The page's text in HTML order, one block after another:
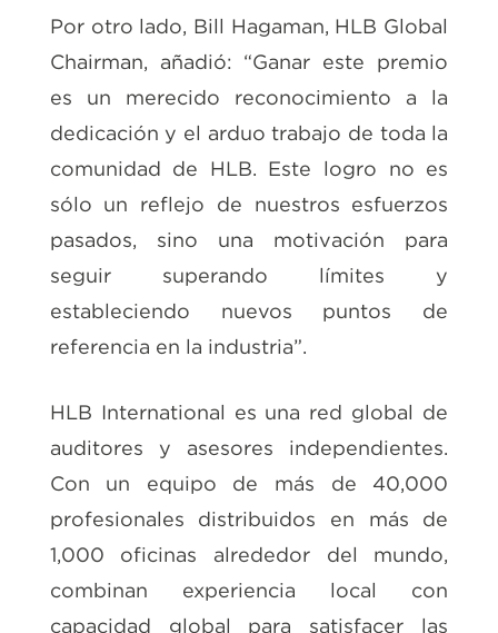
Por otro lado, Bill Hagaman, HLB Global
Chairman, añadió: “Ganar este premio
es un merecido reconocimiento a la
dedicación y el arduo trabajo de toda la
comunidad de HLB. Este logro no es
sólo un reflejo de nuestros esfuerzos
pasados, sino una motivación para
seguir superando límites y
estableciendo nuevos puntos de
referencia en la industria”.
HLB International es una red global de
auditores y asesores independientes.
Con un equipo de más de 40,000
profesionales distribuidos en más de
1,000 oficinas alrededor del mundo,
combinan experiencia local con
capacidad global para satisfacer las